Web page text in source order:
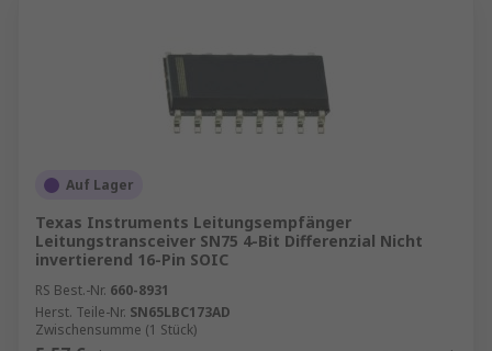
Auf Lager
Texas Instruments Leitungsempfänger
Leitungstransceiver SN75 4-Bit Differenzial Nicht
invertierend 16-Pin SOIC
RS Best.-Nr. 660-8931
Herst. Teile-Nr. SN65LBC173AD
Zwischensumme (1 Stück)